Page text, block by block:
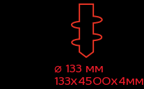
⌀ 133 мм
133x4500x4мм